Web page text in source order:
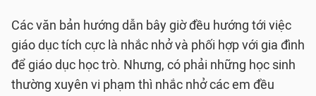
Các văn bản hướng dẫn bây giờ đều hướng tới việc
giáo dục tích cực là nhắc nhở và phối hợp với gia đình
để giáo dục học trò. Nhưng, có phải những học sinh
thường xuyên vi phạm thì nhắc nhở các em đều